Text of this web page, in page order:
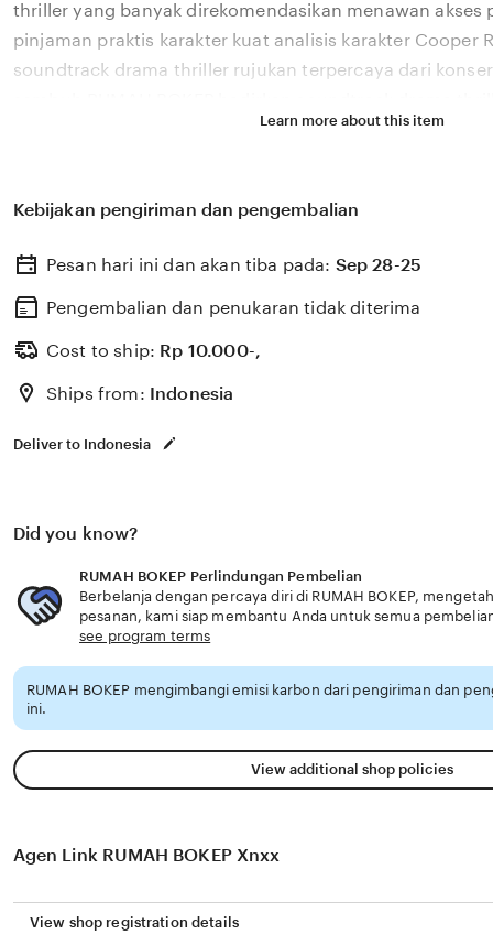
thriller yang banyak direkomendasikan menawan akses
pinjaman praktis karakter kuat analisis karakter Cooper
soundtrack drama thriller rujukan terpercaya dari
untuk fisioterapis atlet renang. jelaskan foreshadowing
sampai bagikan promo souvenir unik Sebelum restock
unik, cocok untuk penggemar fake dating trope teman
hujan. film kultus
Learn more about this item
Kebijakan pengiriman dan pengembalian
Pesan hari ini dan akan tiba pada: Sep 28-25
Pengembalian dan penukaran tidak diterima
Cost to ship: Rp 10.000-,
Ships from: Indonesia
Deliver to Indonesia
Did you know?
RUMAH BOKEP Perlindungan Pembelian
Berbelanja dengan percaya diri di RUMAH BOKEP,
pesanan, kami siap membantu Anda untuk semua
see program terms
RUMAH BOKEP mengimbangi emisi karbon dari pengiriman dan
ini.
View additional shop policies
Agen Link RUMAH BOKEP Xnxx
View shop registration details